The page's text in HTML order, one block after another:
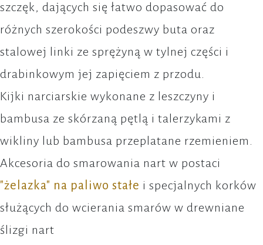
szczęk, dających się łatwo dopasować do
różnych szerokości podeszwy buta oraz
stalowej linki ze sprężyną w tylnej części i
drabinkowym jej zapięciem z przodu.
Kijki narciarskie wykonane z leszczyny i
bambusa ze skórzaną pętlą i talerzykami z
wikliny lub bambusa przeplatane rzemieniem.
Akcesoria do smarowania nart w postaci
"żelazka" na paliwo stałe i specjalnych korków
służących do wcierania smarów w drewniane
ślizgi nart